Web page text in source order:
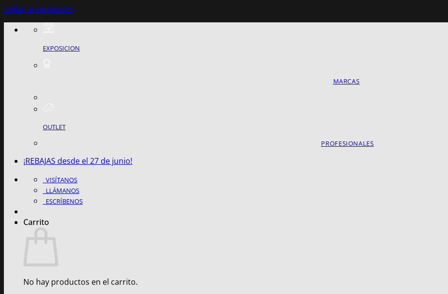
Saltar al contenido
EXPOSICION
MARCAS
OUTLET
PROFESIONALES
¡REBAJAS desde el 27 de junio!
VISÍTANOS
LLÁMANOS
ESCRÍBENOS
Carrito
No hay productos en el carrito.